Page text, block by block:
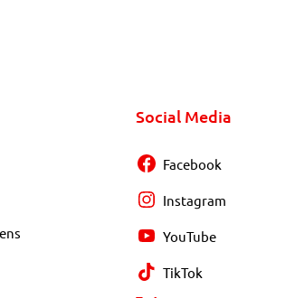
Social Media
Facebook
Instagram
YouTube
TikTok